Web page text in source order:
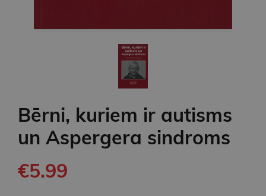
Bērni, kuriem ir autisms
un Aspergera sindroms
€5.99